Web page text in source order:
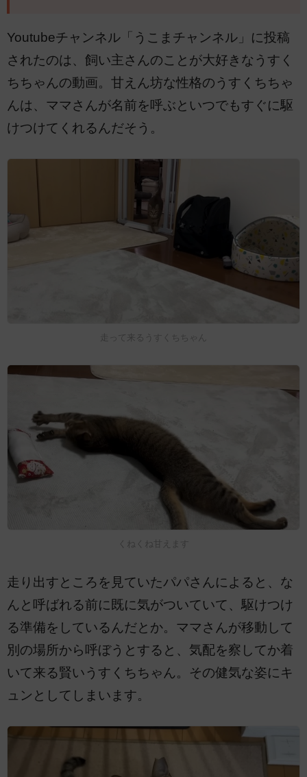
Youtubeチャンネル「うこまチャンネル」に投稿
されたのは、飼い主さんのことが大好きなうすく
ちちゃんの動画。甘えん坊な性格のうすくちちゃ
んは、ママさんが名前を呼ぶといつでもすぐに駆
けつけてくれるんだそう。
走って来るうすくちちゃん
くねくね甘えます
走り出すところを見ていたパパさんによると、な
んと呼ばれる前に既に気がついていて、駆けつけ
る準備をしているんだとか。ママさんが移動して
別の場所から呼ぼうとすると、気配を察してか着
いて来る賢いうすくちちゃん。その健気な姿にキ
ュンとしてしまいます。